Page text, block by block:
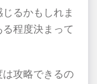
るかもしれま
程度決まって
攻略できるの